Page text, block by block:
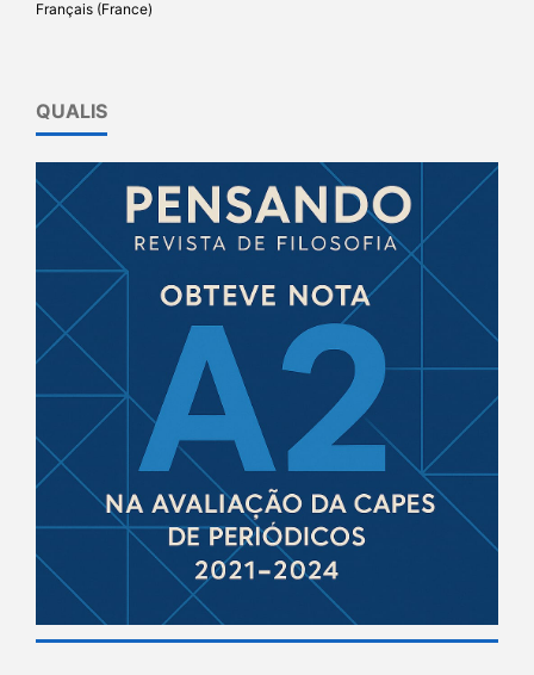
Français (France)
QUALIS